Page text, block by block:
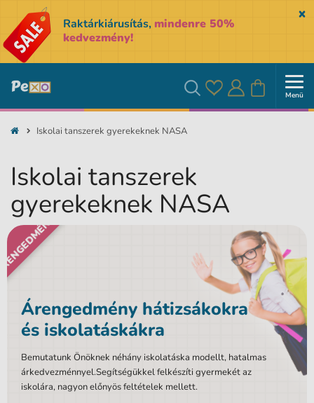
Raktárkiárusítás, mindenre 50%
kedvezmény!
Keresés
Kedvencek
Bejelentkezés
Kosár Menü
Iskolai tanszerek gyerekeknek NASA
Iskolai tanszerek
gyerekeknek NASA
Árengedmény hátizsákokra
és iskolatáskákra
Bemutatunk Önöknek néhány iskolatáska modellt, hatalmas
árkedvezménnyel.Segítségükkel felkészíti gyermekét az
iskolára, nagyon előnyös feltételek mellett.